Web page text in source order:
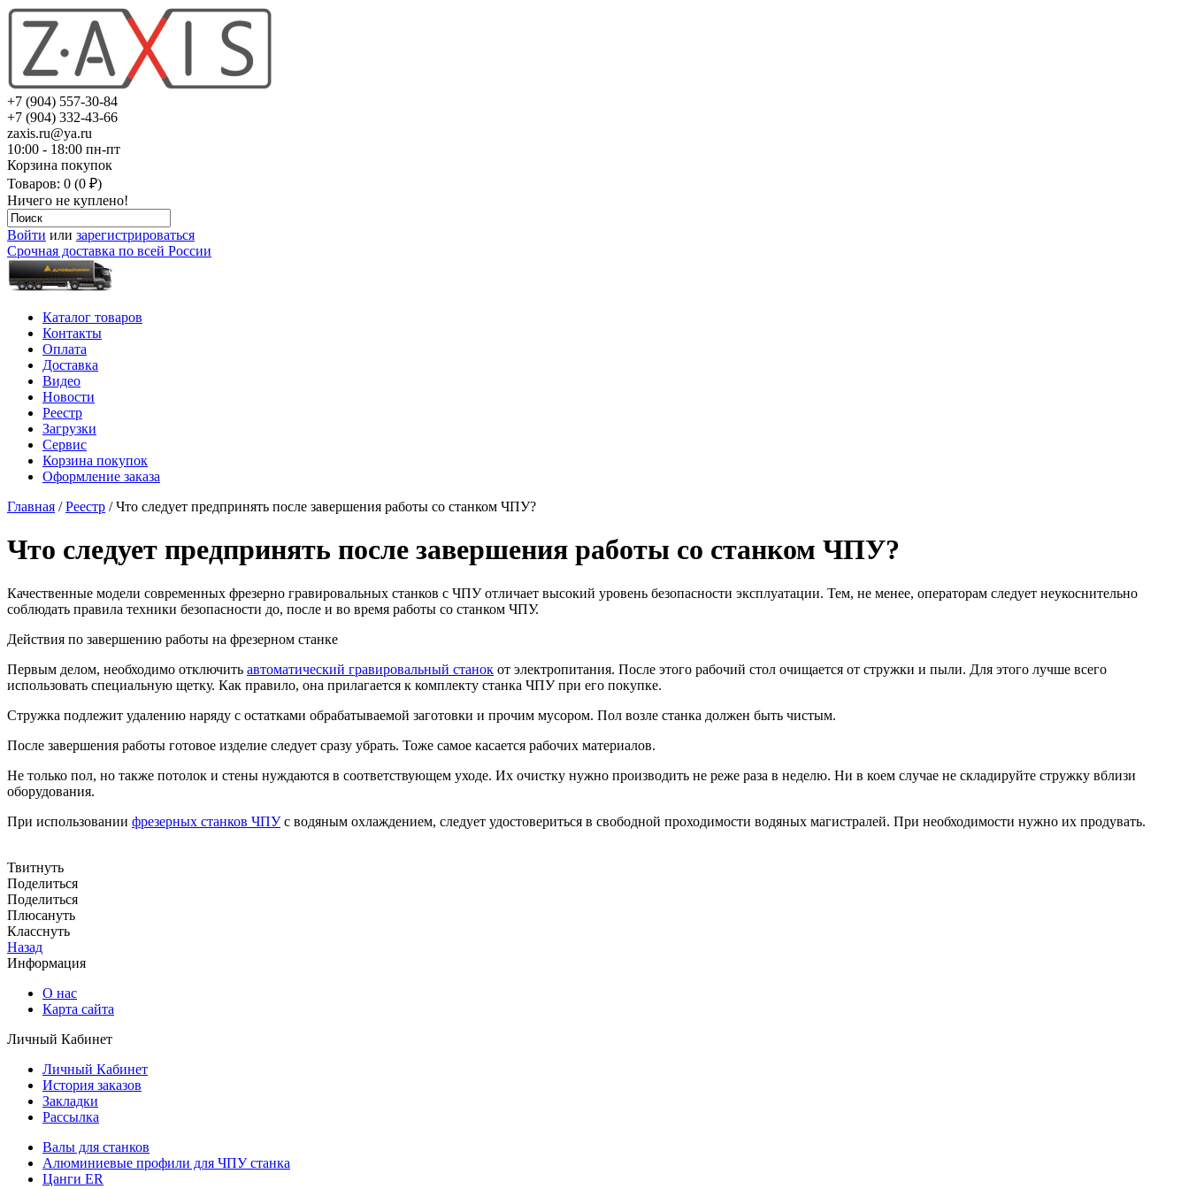
+7 (904) 557-30-84
+7 (904) 332-43-66
zaxis.ru@ya.ru
10:00 - 18:00 пн-пт
Корзина покупок
Товаров: 0 (0 ₽)
Ничего не куплено!
Войти или зарегистрироваться
Срочная доставка по всей России
Каталог товаров
Контакты
Оплата
Доставка
Видео
Новости
Реестр
Загрузки
Сервис
Корзина покупок
Оформление заказа
Главная /Реестр / Что следует предпринять после завершения работы со станком ЧПУ?
Что следует предпринять после завершения работы со станком ЧПУ?
Качественные модели современных фрезерно гравировальных станков с ЧПУ отличает высокий уровень безопасности эксплуатации. Тем, не менее, операторам следует неукоснительно
соблюдать правила техники безопасности до, после и во время работы со станком ЧПУ.
Действия по завершению работы на фрезерном станке
Первым делом, необходимо отключить автоматический гравировальный станок от электропитания. После этого рабочий стол очищается от стружки и пыли. Для этого лучше всего
использовать специальную щетку. Как правило, она прилагается к комплекту станка ЧПУ при его покупке.
Стружка подлежит удалению наряду с остатками обрабатываемой заготовки и прочим мусором. Пол возле станка должен быть чистым.
После завершения работы готовое изделие следует сразу убрать. Тоже самое касается рабочих материалов.
Не только пол, но также потолок и стены нуждаются в соответствующем уходе. Их очистку нужно производить не реже раза в неделю. Ни в коем случае не складируйте стружку вблизи
оборудования.
При использовании фрезерных станков ЧПУс водяным охлаждением, следует удостовериться в свободной проходимости водяных магистралей. При необходимости нужно их продувать.
Твитнуть
Поделиться
Поделиться
Плюсануть
Класснуть
Назад
Информация
О нас
Карта сайта
Личный Кабинет
Личный Кабинет
История заказов
Закладки
Рассылка
Валы для станков
Алюминиевые профили для ЧПУ станка
Цанги ER